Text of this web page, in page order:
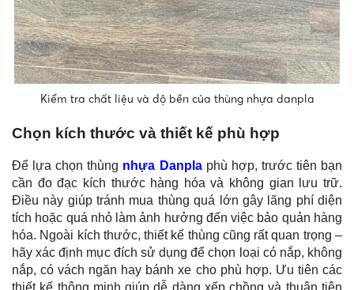
Kiểm tra chất liệu và độ bền của thùng nhựa danpla
Chọn kích thước và thiết kế phù hợp
Để lựa chọn thùng nhựa Danplaphù hợp, trước tiên bạn
cần đo đạc kích thước hàng hóa và không gian lưu trữ.
Điều này giúp tránh mua thùng quá lớn gây lãng phí diện
tích hoặc quá nhỏ làm ảnh hưởng đến việc bảo quản hàng
hóa. Ngoài kích thước, thiết kế thùng cũng rất quan trọng –
hãy xác định mục đích sử dụng để chọn loại có nắp, không
nắp, có vách ngăn hay bánh xe cho phù hợp. Ưu tiên các
thiết kế thông minh giúp dễ dàng xếp chồng và thuận tiện